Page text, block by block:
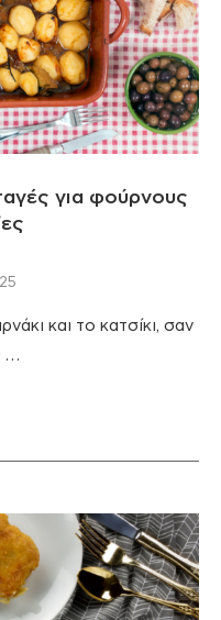
για φούρνους
και το κατσίκι, σαν
…